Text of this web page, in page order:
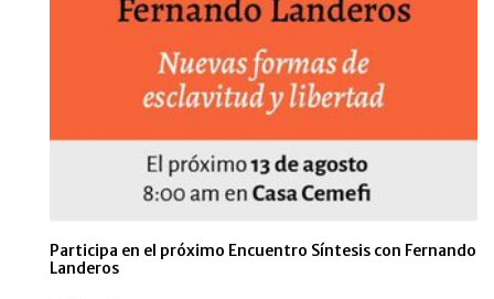
Participa en el próximo Encuentro Síntesis con Fernando
Landeros